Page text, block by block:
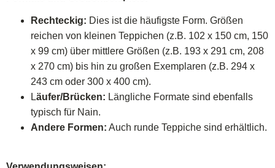
Rechteckig: Dies ist die häufigste Form. Größen
reichen von kleinen Teppichen (z.B. 102 x 150 cm, 150
x 99 cm) über mittlere Größen (z.B. 193 x 291 cm, 208
x 270 cm) bis hin zu großen Exemplaren (z.B. 294 x
243 cm oder 300 x 400 cm).
Läufer/Brücken: Längliche Formate sind ebenfalls
typisch für Nain.
Andere Formen: Auch runde Teppiche sind erhältlich.